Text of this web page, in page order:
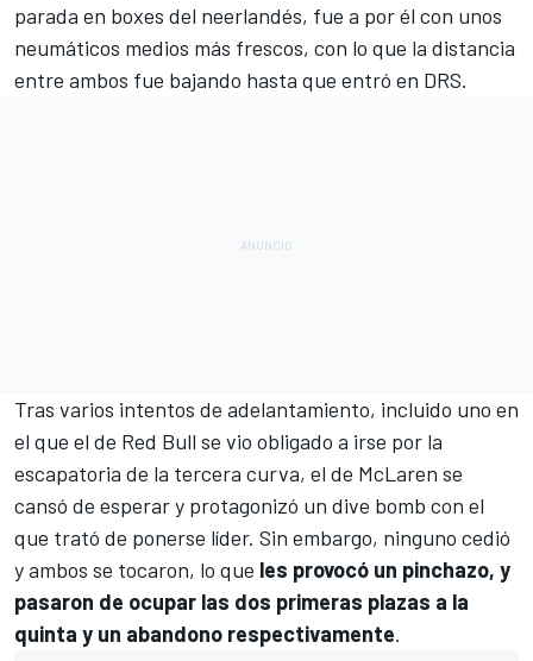
parada en boxes del neerlandés, fue a por él con unos
neumáticos medios más frescos, con lo que la distancia
entre ambos fue bajando hasta que entró en DRS.
Tras varios intentos de adelantamiento, incluido uno en
el que el de Red Bull se vio obligado a irse por la
escapatoria de la tercera curva, el de McLaren se
cansó de esperar y protagonizó un dive bomb con el
que trató de ponerse líder. Sin embargo, ninguno cedió
y ambos se tocaron, lo que les provocó un pinchazo, y
pasaron de ocupar las dos primeras plazas a la
quinta y un abandono respectivamente.